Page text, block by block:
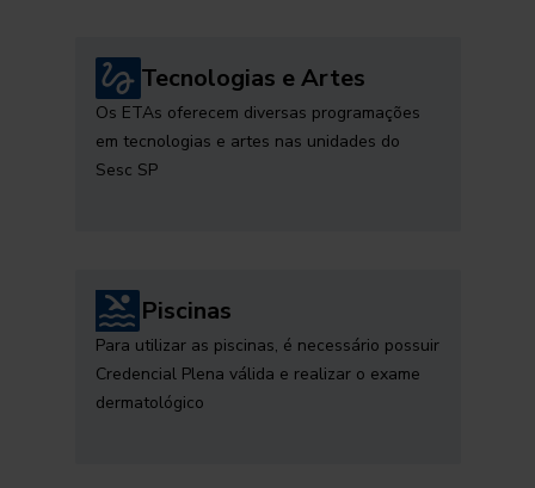
Tecnologias e Artes
Os ETAs oferecem diversas programações
em tecnologias e artes nas unidades do
Sesc SP
Piscinas
Para utilizar as piscinas, é necessário possuir
Credencial Plena válida e realizar o exame
dermatológico